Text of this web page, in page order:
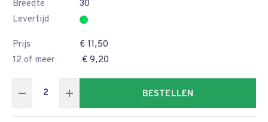
Breedte
30
Levertijd
Prijs
€ 11,50
12 of meer
€ 9,20
BESTELLEN